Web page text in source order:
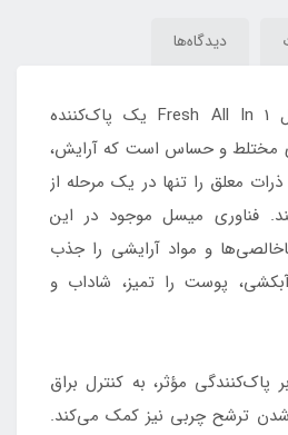
دیدگاه‌ها
میسلار واتر گارنیر مدل Fresh All In 1 یک پاک‌کننده
مختلط و حساس است که آرایش،
معلق را تنها در یک مرحله از
فناوری میسل موجود در این
و مواد آرایشی را جذب
پوست را تمیز، شاداب و
پاک‌کنندگی مؤثر، به کنترل براق
ترشح چربی نیز کمک می‌کند.